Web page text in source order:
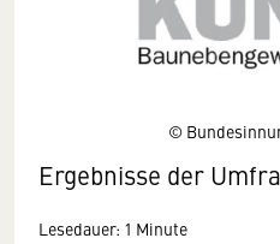
©
Ergebnisse der
Lesedauer: 1 Minute